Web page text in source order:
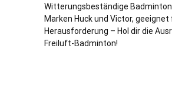
Witterungsbeständige
Marken Huck und Victor,
Herausforderung – Hol dir die
Freiluft-Badminton!